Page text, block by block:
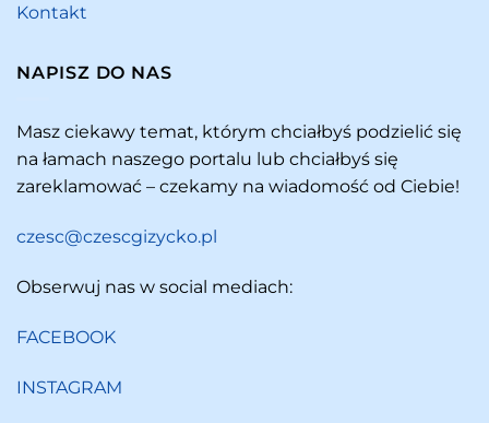
Kontakt
NAPISZ DO NAS
Masz ciekawy temat, którym chciałbyś podzielić się
na łamach naszego portalu lub chciałbyś się
zareklamować – czekamy na wiadomość od Ciebie!
czesc@czescgizycko.pl
Obserwuj nas w social mediach:
FACEBOOK
INSTAGRAM